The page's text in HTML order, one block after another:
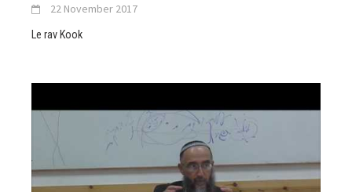
22 November 2017
Le rav Kook